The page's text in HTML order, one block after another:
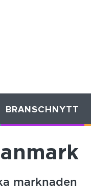
BRANSCHNYTT
marknaden